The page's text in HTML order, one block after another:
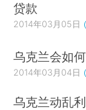
贷款
2014年03月05日
乌克兰会如
2014年03月04日
乌克兰动乱